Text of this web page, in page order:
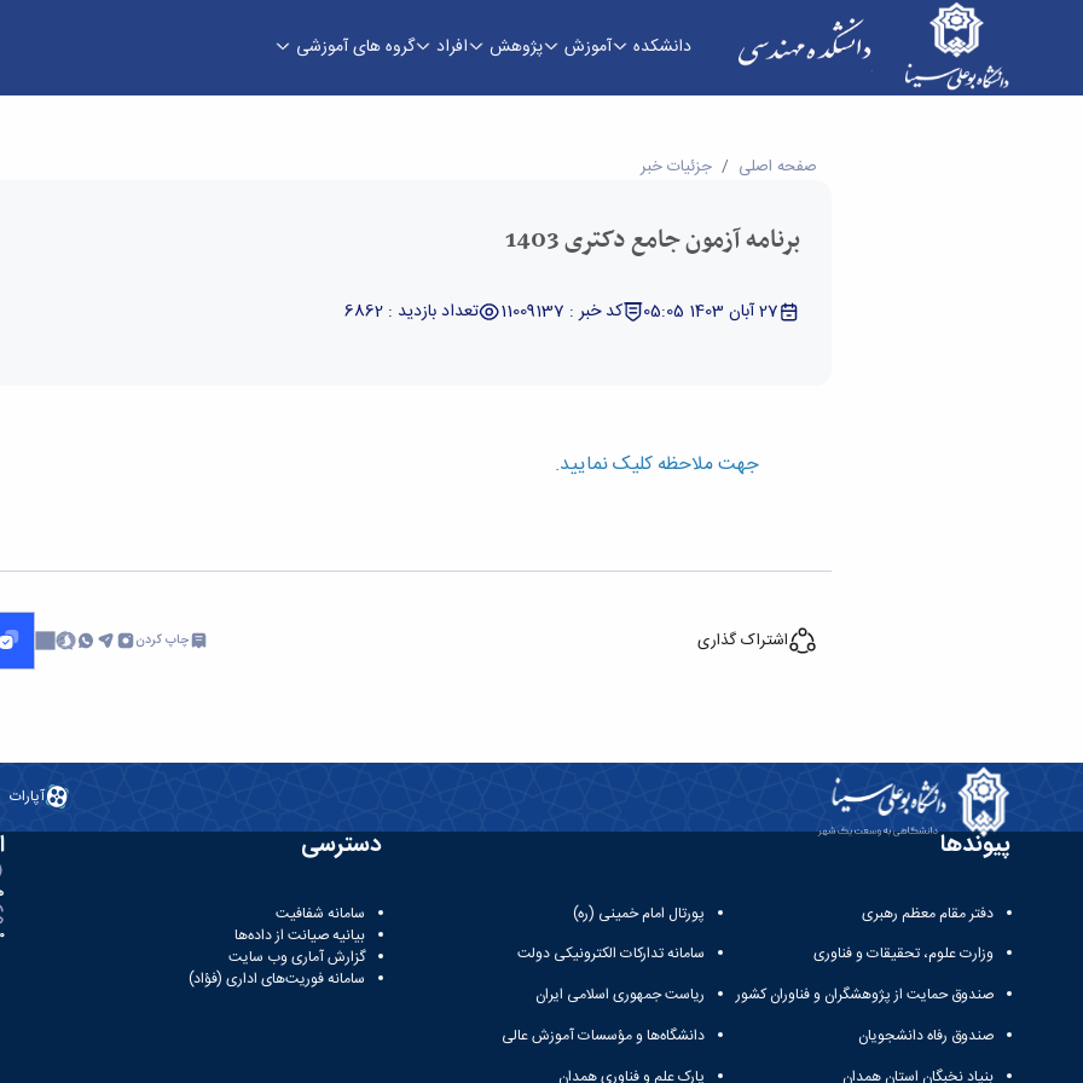
دانشکده آموزش پژوهش افراد گروه های آموزشی
برنامه آزمون جامع دکتری 1403 - دانشکده فنی و مهندسیصفحه اصلی جزئیات خبر
برنامه آزمون جامع دکتری 1403
27 آبان 1403 05:05 کد خبر : 11009137 تعداد بازدید : 6862
جهت ملاحظه کلیک نمایید.
اشتراک گذاری چاپ کردن
آپارات
پیوندها
دفتر مقام معظم رهبری
وزارت علوم، تحقیقات و فناوری
صندوق حمایت از پژوهشگران و فناوران کشور
صندوق رفاه دانشجویان
بنیاد نخبگان استان همدان
پورتال امام خمینی (ره)
سامانه تدارکات الکترونیکی دولت
ریاست جمهوری اسلامی ایران
دانشگاه‌ها و مؤسسات آموزش عالی
پارک علم و فناوری همدان
دسترسی
سامانه شفافیت
بیانیه صیانت از داده‌ها
گزارش آماری وب‌ سایت
سامانه فوریت‌های اداری (فؤاد)